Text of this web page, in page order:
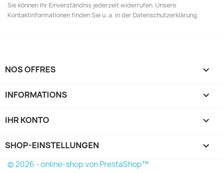
Sie können Ihr Einverständnis jederzeit widerrufen. Unsere
Kontaktinformationen finden Sie u. a. in der Datenschutzerklärung.
NOS OFFRES 
INFORMATIONS 
IHR KONTO 
SHOP-EINSTELLUNGEN keyboard_arrow_down
© 2026 - online-shop von PrestaShop™